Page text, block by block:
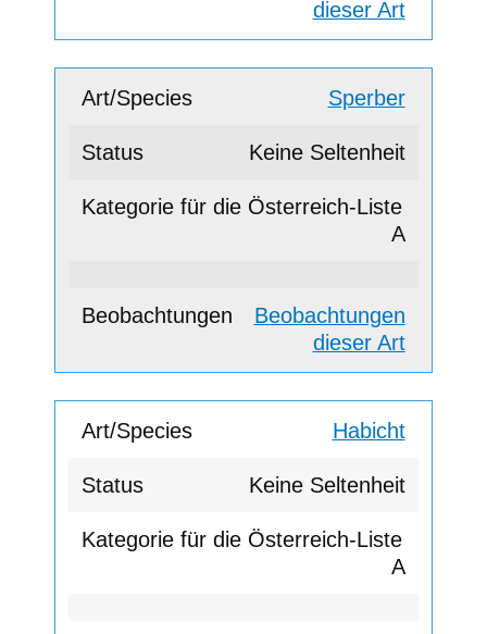
dieser Art
Sperber
Keine Seltenheit
A
Beobachtungen
dieser Art
Habicht
Keine Seltenheit
A